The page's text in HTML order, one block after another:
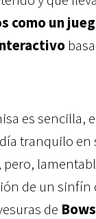
como un
es sencilla,
tranquilo
pero,
de un sinfín
de